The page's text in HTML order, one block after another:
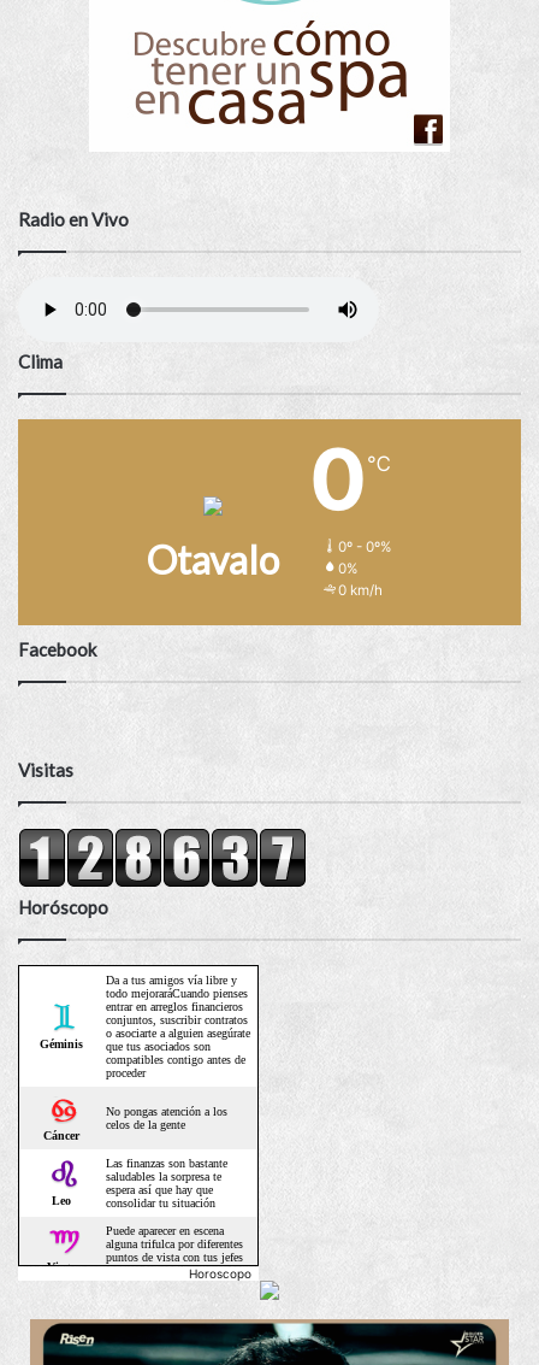
Radio en Vivo
Clima
Otavalo
0 ℃
0º - 0º%
0%
0 km/h
Facebook
Visitas
Horóscopo
Horoscopo